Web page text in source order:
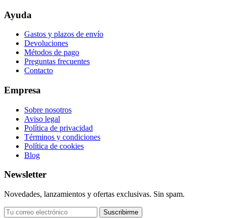
Ayuda
Gastos y plazos de envío
Devoluciones
Métodos de pago
Preguntas frecuentes
Contacto
Empresa
Sobre nosotros
Aviso legal
Política de privacidad
Términos y condiciones
Política de cookies
Blog
Newsletter
Novedades, lanzamientos y ofertas exclusivas. Sin spam.
Suscribirme